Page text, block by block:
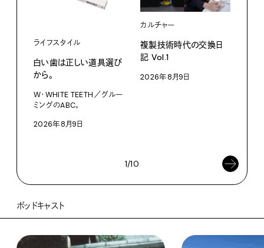
ライフスタイル
白い歯は正しい道具選び
から。
W・WHITE TEETH／グルー
ミングのABC。
2026年8月9日
カルチャー
複製技術時代の交換日
記 Vol.1
2026年8月9日
1/10
ポッドキャスト